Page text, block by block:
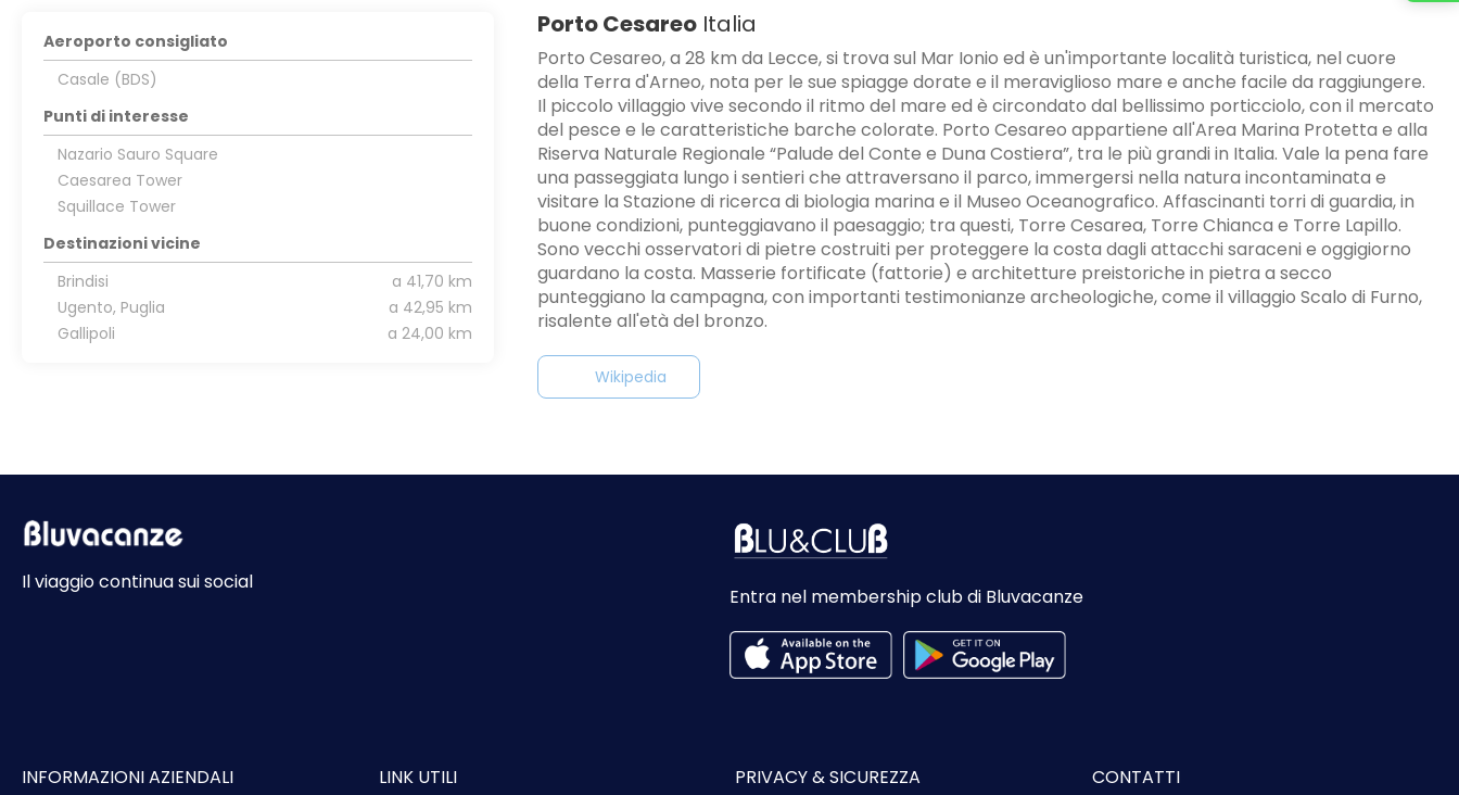
Porto CesareoItalia
Porto Cesareo, a 28 km da Lecce, si trova sul Mar Ionio ed è un'importante località turistica, nel cuore
della Terra d'Arneo, nota per le sue spiagge dorate e il meraviglioso mare e anche facile da raggiungere.
Il piccolo villaggio vive secondo il ritmo del mare ed è circondato dal bellissimo porticciolo, con il mercato
del pesce e le caratteristiche barche colorate. Porto Cesareo appartiene all'Area Marina Protetta e alla
Riserva Naturale Regionale “Palude del Conte e Duna Costiera”, tra le più grandi in Italia. Vale la pena fare
una passeggiata lungo i sentieri che attraversano il parco, immergersi nella natura incontaminata e
visitare la Stazione di ricerca di biologia marina e il Museo Oceanografico. Affascinanti torri di guardia, in
buone condizioni, punteggiavano il paesaggio; tra questi, Torre Cesarea, Torre Chianca e Torre Lapillo.
Sono vecchi osservatori di pietre costruiti per proteggere la costa dagli attacchi saraceni e oggigiorno
guardano la costa. Masserie fortificate (fattorie) e architetture preistoriche in pietra a secco
punteggiano la campagna, con importanti testimonianze archeologiche, come il villaggio Scalo di Furno,
risalente all'età del bronzo.
Wikipedia
Aeroporto consigliato
Casale (BDS)
Punti di interesse
Nazario Sauro Square
Caesarea Tower
Squillace Tower
Destinazioni vicine
Brindisi
a 41,70 km
Ugento, Puglia
a 42,95 km
Gallipoli
a 24,00 km
Il viaggio continua sui social
Entra nel membership club di Bluvacanze
INFORMAZIONI AZIENDALI LINK UTILI PRIVACY & SICUREZZA CONTATTI